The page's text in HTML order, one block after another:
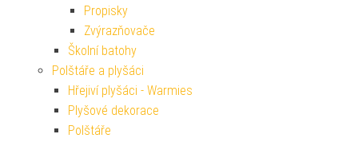
Propisky
Zvýrazňovače
Školní batohy
Polštáře a plyšáci
Hřejiví plyšáci - Warmies
Plyšové dekorace
Polštáře